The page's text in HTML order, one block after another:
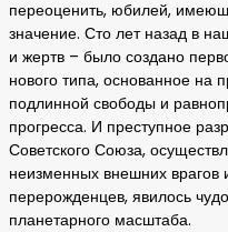
переоценить, юбилей,
значение. Сто лет назад в
и жертв – было создано
нового типа, основанное на
подлинной свободы и
прогресса. И преступное
Советского Союза,
неизменных внешних врагов
перерожденцев, явилось
планетарного масштаба.